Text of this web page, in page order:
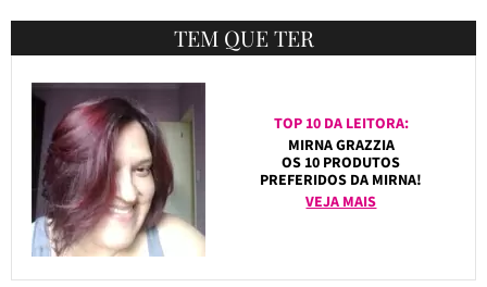
TEM QUE TER
TOP 10 DA LEITORA:
MIRNA GRAZZIA
OS 10 PRODUTOS
PREFERIDOS DA MIRNA!
VEJA MAIS